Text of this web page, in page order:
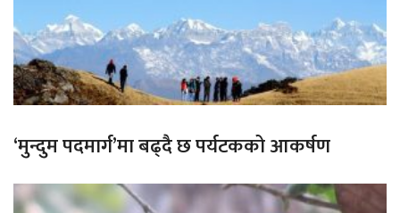
‘मुन्दुम पदमार्ग’मा बढ्दै छ पर्यटकको आकर्षण